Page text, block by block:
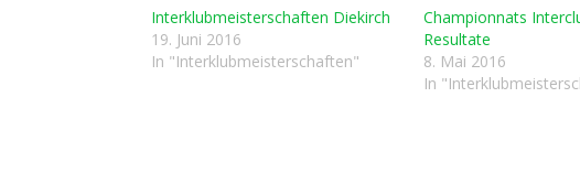
Interklubmeisterschaften Diekirch
19. Juni 2016
In "Interklubmeisterschaften"
Championnats
Resultate
8. Mai 2016
In